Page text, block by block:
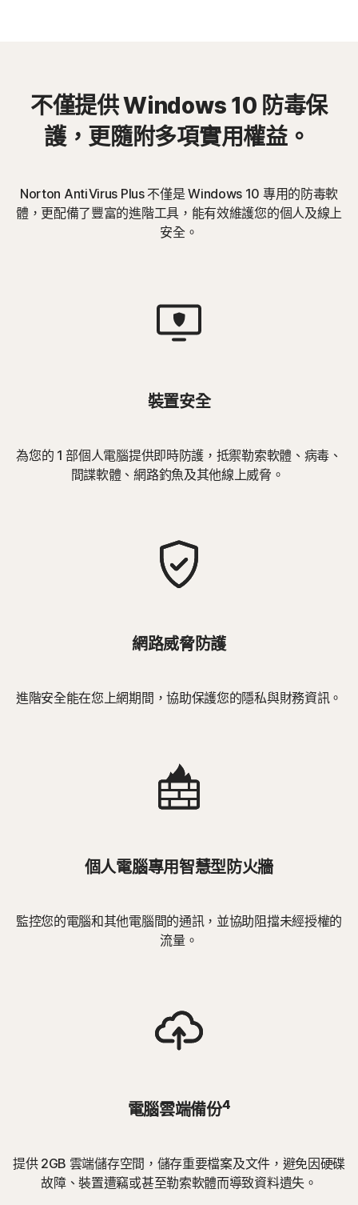
不僅提供 Windows 10 防毒保
護，更隨附多項實用權益。
Norton AntiVirus Plus 不僅是 Windows 10 專用的防毒軟
體，更配備了豐富的進階工具，能有效維護您的個人及線上
安全。
裝置安全
為您的 1 部個人電腦提供即時防護，抵禦勒索軟體、病毒、
間諜軟體、網路釣魚及其他線上威脅。
網路威脅防護
進階安全能在您上網期間，協助保護您的隱私與財務資訊。
個人電腦專用智慧型防火牆
監控您的電腦和其他電腦間的通訊，並協助阻擋未經授權的
流量。
電腦雲端備份4
提供 2GB 雲端儲存空間，儲存重要檔案及文件，避免因硬碟
故障、裝置遭竊或甚至勒索軟體而導致資料遺失。